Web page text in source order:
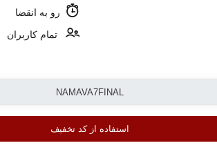
رو به انقضا
تمام کاربران
استفاده از کد تخفیف